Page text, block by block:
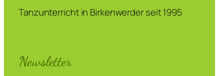
Tanzunterricht in Birkenwerder seit 1995
Newsletter